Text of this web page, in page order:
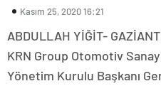
Kasım 25, 2020 16:21
ABDULLAH YİĞİT-
KRN Group Otomotiv
Yönetim Kurulu Başkanı